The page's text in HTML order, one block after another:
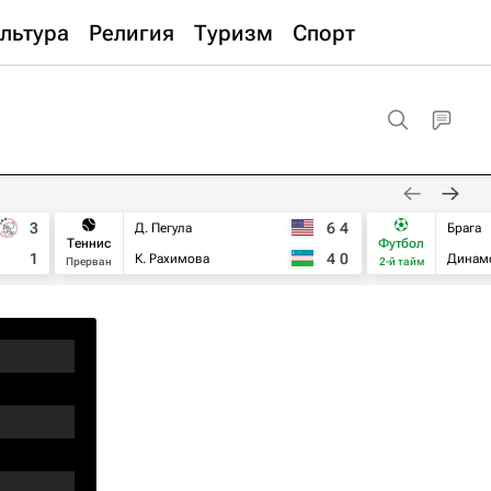
Религия Туризм Спорт
3
1
Теннис
Прерван
Д. Пегула
К. Рахимова
6 4
4 0
Футбол
2-й тайм
Брага